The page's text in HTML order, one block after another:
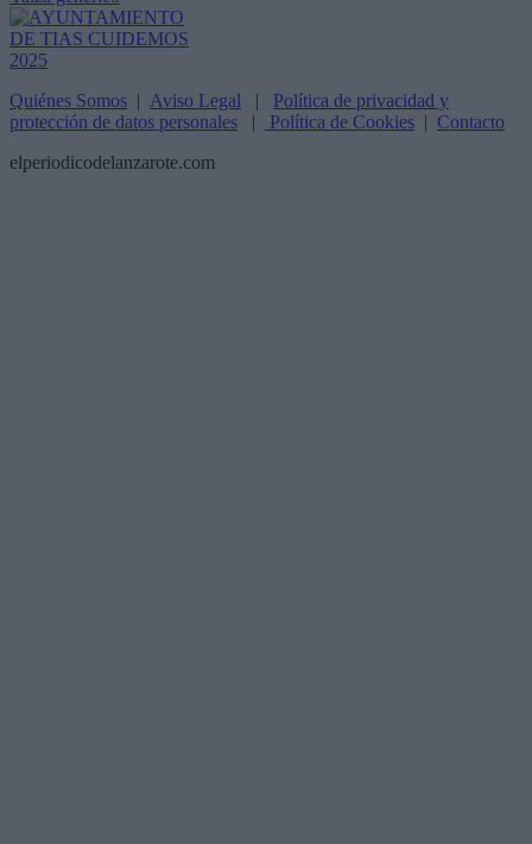
Quiénes Somos | Aviso Legal | Política de privacidad y
protección de datos personales | Política de Cookies | Contacto
elperiodicodelanzarote.com